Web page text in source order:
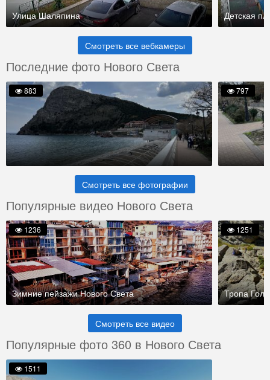
Улица Шаляпина Детская
Смотреть все вебкамеры
Последние фото Нового Света
883 797
Смотреть все фотографии
Популярные видео Нового Света
Зимние пейзажи Нового Света
1236
Тропа
1251
Смотреть все видео
Популярные фото 360 в Нового Света
1511